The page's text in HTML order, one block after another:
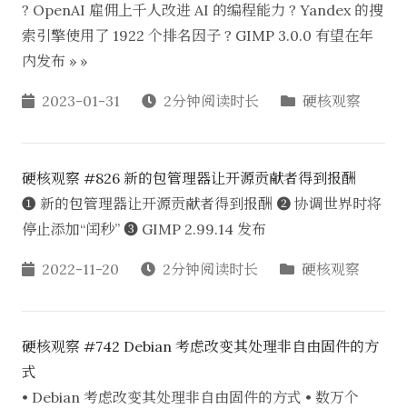
? OpenAI 雇佣上千人改进 AI 的编程能力 ? Yandex 的搜
索引擎使用了 1922 个排名因子 ? GIMP 3.0.0 有望在年
内发布 » »
2023-01-31 2分钟阅读时长 硬核观察
硬核观察 #826 新的包管理器让开源贡献者得到报酬
❶ 新的包管理器让开源贡献者得到报酬 ❷ 协调世界时将
停止添加“闰秒” ❸ GIMP 2.99.14 发布
2022-11-20 2分钟阅读时长 硬核观察
硬核观察 #742 Debian 考虑改变其处理非自由固件的方
式
• Debian 考虑改变其处理非自由固件的方式 • 数万个